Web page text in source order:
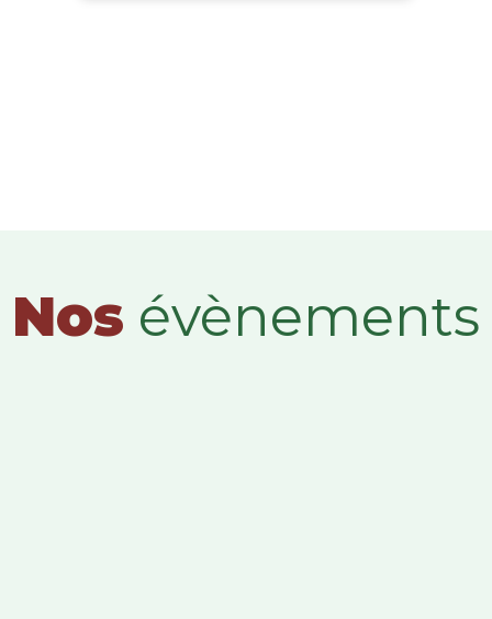
Nos évènements